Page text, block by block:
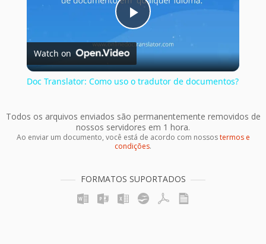
Play
Video
Watch on
Doc Translator: Como uso o tradutor de documentos?
Todos os arquivos enviados são permanentemente removidos de
nossos servidores em 1 hora.
Ao enviar um documento, você está de acordo com nossostermos e
condições.
FORMATOS SUPORTADOS